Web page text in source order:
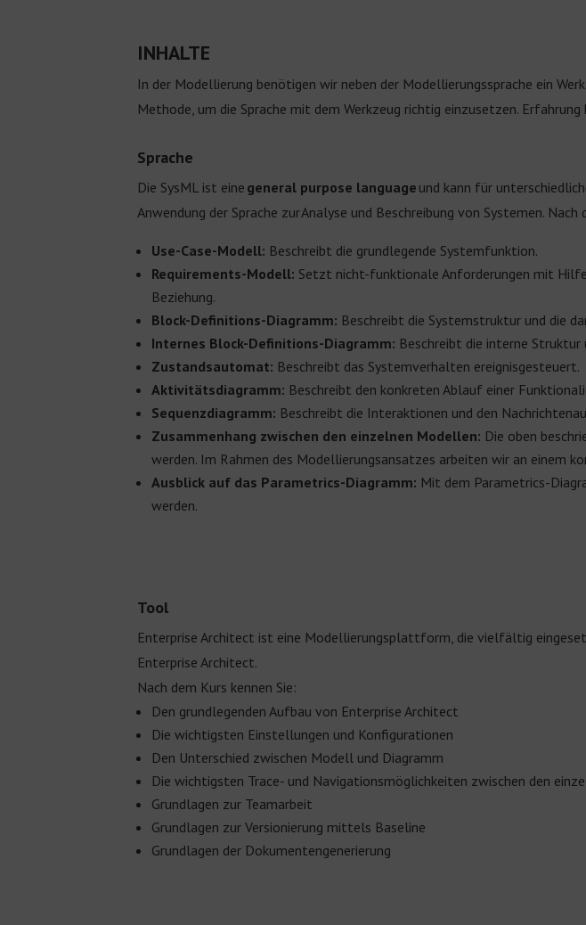
INHALTE
In der Modellierung benötigen wir neben der Modellierungssprache ein
Methode, um die Sprache mit dem Werkzeug richtig einzusetzen. Erfahrung
Sprache
Die SysML ist eine general purpose language und kann für
Anwendung der Sprache zur Analyse und Beschreibung von Systemen.
Use-Case-Modell: Beschreibt die grundlegende Systemfunktion.
Requirements-Modell: Setzt nicht-funktionale Anforderungen mit
Beziehung.
Block-Definitions-Diagramm: Beschreibt die Systemstruktur und die
Internes Block-Definitions-Diagramm: Beschreibt die interne Struktur
Zustandsautomat: Beschreibt das Systemverhalten ereignisgesteuert.
Aktivitätsdiagramm: Beschreibt den konkreten Ablauf einer
Sequenzdiagramm: Beschreibt die Interaktionen und den
Zusammenhang zwischen den einzelnen Modellen: Die oben
werden. Im Rahmen des Modellierungsansatzes arbeiten wir an einem
Ausblick auf das Parametrics-Diagramm: Mit dem Parametrics-
werden.
Tool
Enterprise Architect ist eine Modellierungsplattform, die vielfältig
Enterprise Architect.
Nach dem Kurs kennen Sie:
Den grundlegenden Aufbau von Enterprise Architect
Die wichtigsten Einstellungen und Konfigurationen
Den Unterschied zwischen Modell und Diagramm
Die wichtigsten Trace- und Navigationsmöglichkeiten zwischen den
Grundlagen zur Teamarbeit
Grundlagen zur Versionierung mittels Baseline
Grundlagen der Dokumentengenerierung